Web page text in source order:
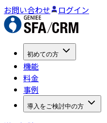
お問い合わせ ログイン
初めての方
機能
料金
事例
導入をご検討中の方